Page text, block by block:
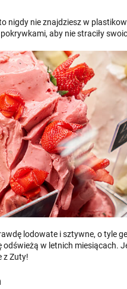
nigdy nie znajdziesz w
aby nie straciły
lodowate i sztywne, o tyle
w letnich miesiącach.
z Zuty!